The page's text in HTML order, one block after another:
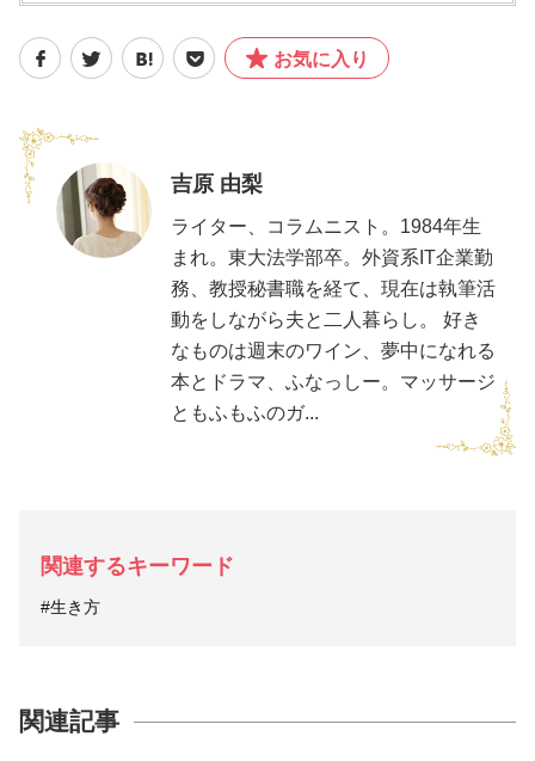
お気に入り
吉原 由梨
ライター、コラムニスト。1984年生
まれ。東大法学部卒。外資系IT企業勤
務、教授秘書職を経て、現在は執筆活
動をしながら夫と二人暮らし。 好き
なものは週末のワイン、夢中になれる
本とドラマ、ふなっしー。マッサージ
ともふもふのガ...
関連するキーワード
#生き方
関連記事